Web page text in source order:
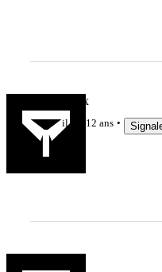
Christobotx
il y a 12 ans